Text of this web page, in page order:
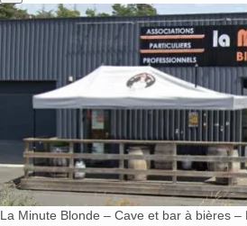
La Minute Blonde – Cave et bar à bières –